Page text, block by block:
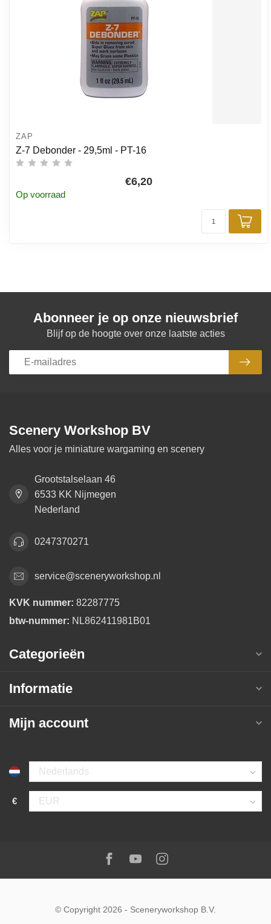
ZAP
Z-7 Debonder - 29,5ml - PT-16
€6,20
Op voorraad
Abonneer je op onze nieuwsbrief
Blijf op de hoogte over onze laatste acties
Scenery Workshop BV
Alles voor je miniature wargaming en scenery
Grootstalselaan 46
6533 KK Nijmegen
Nederland
0247370271
service@sceneryworkshop.nl
KVK nummer: 82287775
btw-nummer: NL862411981B01
Categorieën
Informatie
Mijn account
Selecteer taal
€
Selecteer valuta
Volg ons op:
Facebook
YoutubeInstagram
© Copyright 2026 - Sceneryworkshop B.V.